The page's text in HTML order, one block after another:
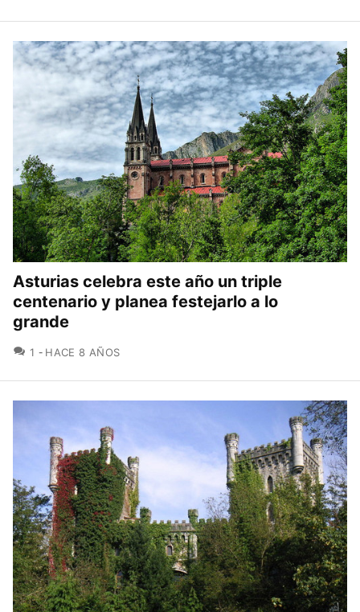
Asturias celebra este año un triple
centenario y planea festejarlo a lo
grande
1 COMENTARIOS
HACE 8 AÑOS